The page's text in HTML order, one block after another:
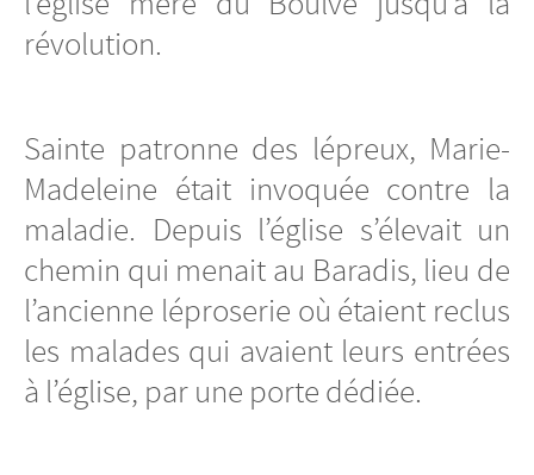
révolution.
Sainte patronne des lépreux, Marie-
Madeleine était invoquée contre la
maladie. Depuis l’église s’élevait un
chemin qui menait au Baradis, lieu de
l’ancienne léproserie où étaient reclus
les malades qui avaient leurs entrées
à l’église, par une porte dédiée.